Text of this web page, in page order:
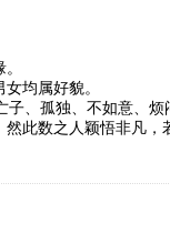
均属好貌。
、孤独、不如意、
此数之人颖悟非凡，